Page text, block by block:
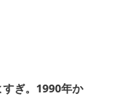
ぎ。1990年か